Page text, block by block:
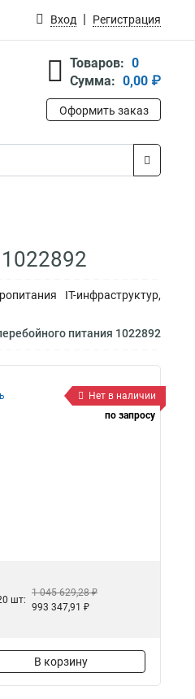
Вход Регистрация
Товаров: 0
Сумма: 0,00 ₽
Оформить заказ
IT-инфраструктур,
питания 1022892
Нет в наличии
по запросу
шт:
1 045 629,28 ₽
993 347,91 ₽
В корзину